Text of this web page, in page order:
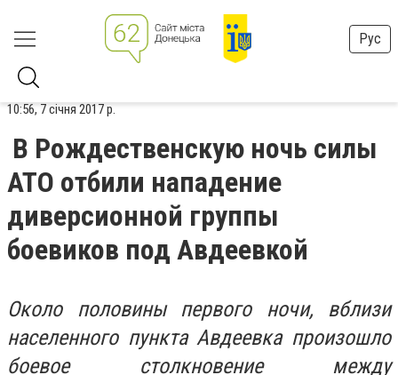
Рус
10:56, 7 січня 2017 р.
В Рождественскую ночь силы
АТО отбили нападение
диверсионной группы
боевиков под Авдеевкой
Около половины первого ночи, вблизи
населенного пункта Авдеевка произошло
боевое столкновение между